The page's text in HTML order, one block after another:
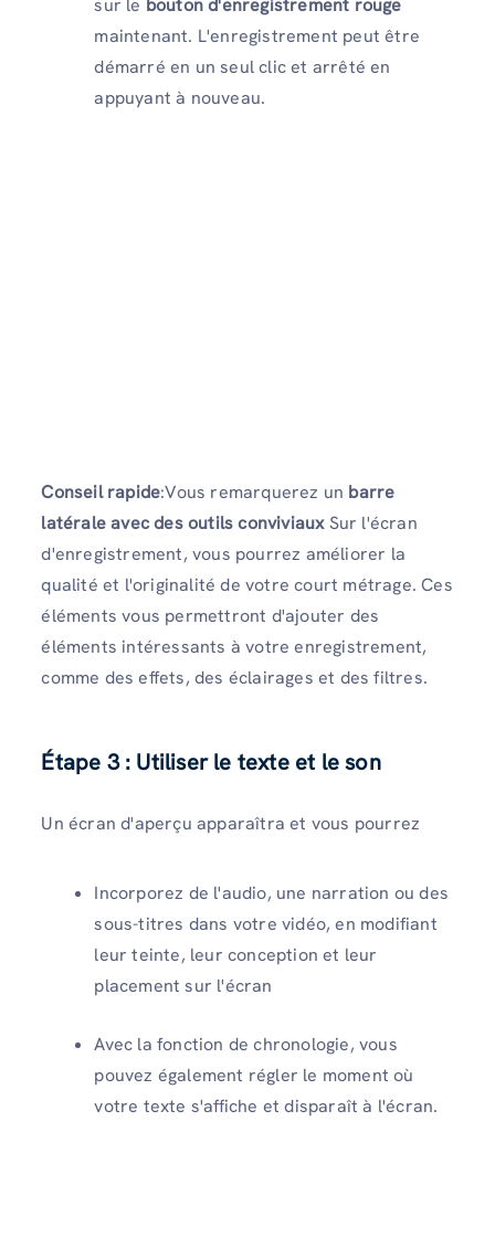
sur le bouton d'enregistrement rouge
maintenant. L'enregistrement peut être
démarré en un seul clic et arrêté en
appuyant à nouveau.
Conseil rapide:Vous remarquerez un barre
latérale avec des outils conviviauxSur l'écran
d'enregistrement, vous pourrez améliorer la
qualité et l'originalité de votre court métrage. Ces
éléments vous permettront d'ajouter des
éléments intéressants à votre enregistrement,
comme des effets, des éclairages et des filtres.
Étape 3 : Utiliser le texte et le son
Un écran d'aperçu apparaîtra et vous pourrez
Incorporez de l'audio, une narration ou des
sous-titres dans votre vidéo, en modifiant
leur teinte, leur conception et leur
placement sur l'écran
Avec la fonction de chronologie, vous
pouvez également régler le moment où
votre texte s'affiche et disparaît à l'écran.